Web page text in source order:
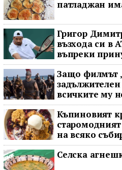
патладжан
Григор
възхода си в
въпреки
Защо филмът
всичките му
Къпиновият
на всяко
Селска